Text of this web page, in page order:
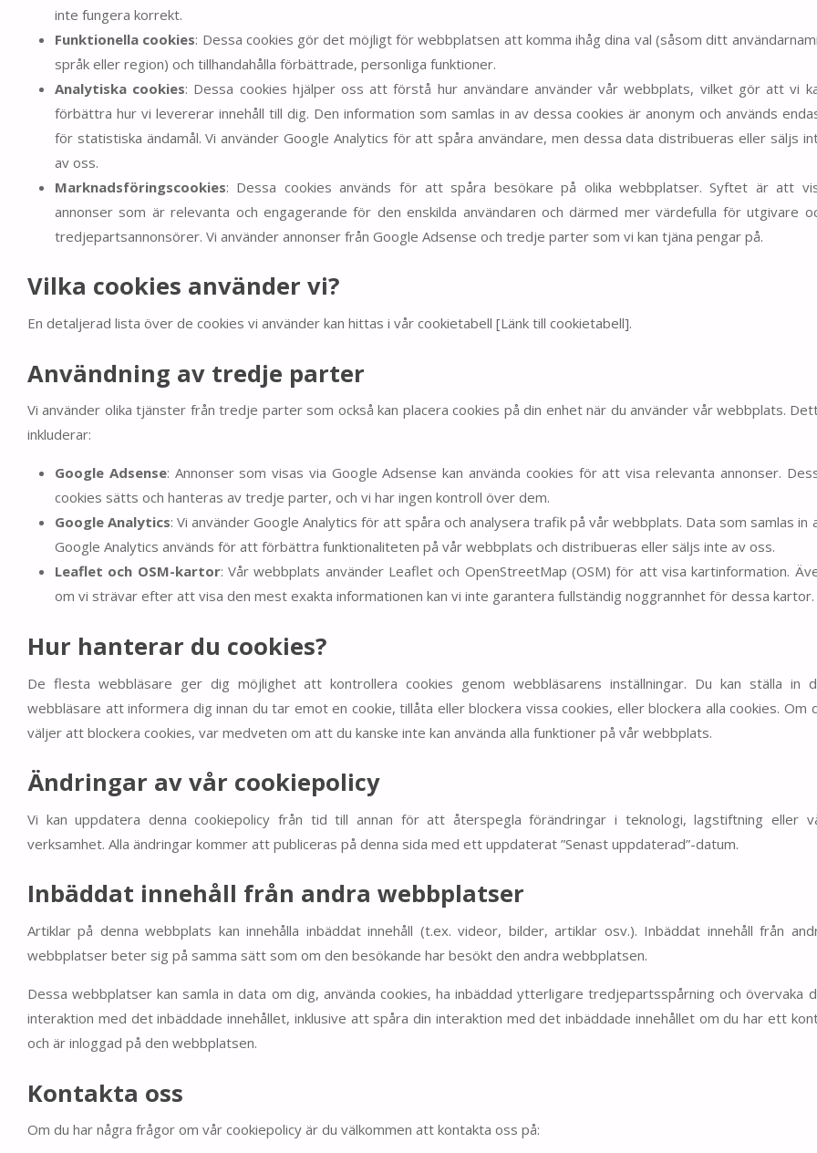
inte fungera korrekt.
Funktionella cookies: Dessa cookies gör det möjligt för webbplatsen att komma ihåg dina val (såsom ditt
språk eller region) och tillhandahålla förbättrade, personliga funktioner.
Analytiska cookies: Dessa cookies hjälper oss att förstå hur användare använder vår webbplats, vilket gör att vi
förbättra hur vi levererar innehåll till dig. Den information som samlas in av dessa cookies är anonym och används
för statistiska ändamål. Vi använder Google Analytics för att spåra användare, men dessa data distribueras eller säljs
av oss.
Marknadsföringscookies: Dessa cookies används för att spåra besökare på olika webbplatser. Syftet är att
annonser som är relevanta och engagerande för den enskilda användaren och därmed mer värdefulla för utgivare
tredjepartsannonsörer. Vi använder annonser från Google Adsense och tredje parter som vi kan tjäna pengar på.
Vilka cookies använder vi?
En detaljerad lista över de cookies vi använder kan hittas i vår cookietabell [Länk till cookietabell].
Användning av tredje parter
Vi använder olika tjänster från tredje parter som också kan placera cookies på din enhet när du använder vår webbplats.
inkluderar:
Google Adsense: Annonser som visas via Google Adsense kan använda cookies för att visa relevanta annonser.
cookies sätts och hanteras av tredje parter, och vi har ingen kontroll över dem.
Google Analytics: Vi använder Google Analytics för att spåra och analysera trafik på vår webbplats. Data som samlas in
Google Analytics används för att förbättra funktionaliteten på vår webbplats och distribueras eller säljs inte av oss.
Leaflet och OSM-kartor: Vår webbplats använder Leaflet och OpenStreetMap (OSM) för att visa kartinformation.
om vi strävar efter att visa den mest exakta informationen kan vi inte garantera fullständig noggrannhet för dessa kartor.
Hur hanterar du cookies?
De flesta webbläsare ger dig möjlighet att kontrollera cookies genom webbläsarens inställningar. Du kan ställa in
webbläsare att informera dig innan du tar emot en cookie, tillåta eller blockera vissa cookies, eller blockera alla cookies. Om
väljer att blockera cookies, var medveten om att du kanske inte kan använda alla funktioner på vår webbplats.
Ändringar av vår cookiepolicy
Vi kan uppdatera denna cookiepolicy från tid till annan för att återspegla förändringar i teknologi, lagstiftning eller
verksamhet. Alla ändringar kommer att publiceras på denna sida med ett uppdaterat ”Senast uppdaterad”-datum.
Inbäddat innehåll från andra webbplatser
Artiklar på denna webbplats kan innehålla inbäddat innehåll (t.ex. videor, bilder, artiklar osv.). Inbäddat innehåll från
webbplatser beter sig på samma sätt som om den besökande har besökt den andra webbplatsen.
Dessa webbplatser kan samla in data om dig, använda cookies, ha inbäddad ytterligare tredjepartsspårning och övervaka
interaktion med det inbäddade innehållet, inklusive att spåra din interaktion med det inbäddade innehållet om du har ett
och är inloggad på den webbplatsen.
Kontakta oss
Om du har några frågor om vår cookiepolicy är du välkommen att kontakta oss på: